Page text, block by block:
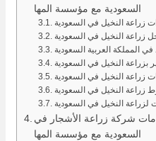
زراعة النخيل في السعودية
في المملكة العربية السعودية
بزراعة النخيل في السعودية
زراعة النخيل في السعودية
زراعة النخيل في السعودية
لزراعة النخيل في السعودية
شركة زراعة الأشجار في
السعودية مع مؤسسة المها